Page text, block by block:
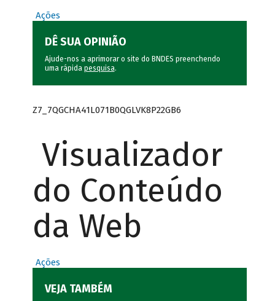
Ações
DÊ SUA OPINIÃO
Ajude-nos a aprimorar o site do BNDES preenchendo
uma rápida pesquisa.
Z7_7QGCHA41L071B0QGLVK8P22GB6
Visualizador
do Conteúdo
da Web
Ações
VEJA TAMBÉM